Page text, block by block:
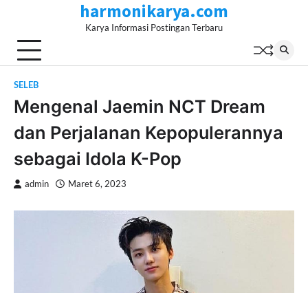
content
harmonikarya.com
Karya Informasi Postingan Terbaru
SELEB
Mengenal Jaemin NCT Dream
dan Perjalanan Kepopulerannya
sebagai Idola K-Pop
admin Maret 6, 2023